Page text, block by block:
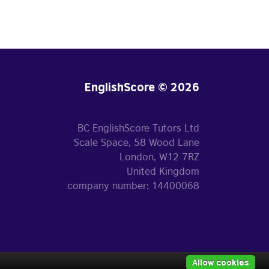
EnglishScore © 2026
BC EnglishScore Tutors Ltd
Scale Space, 58 Wood Lane
London, W12 7RZ
United Kingdom
company number: 14400068
Allow cookies